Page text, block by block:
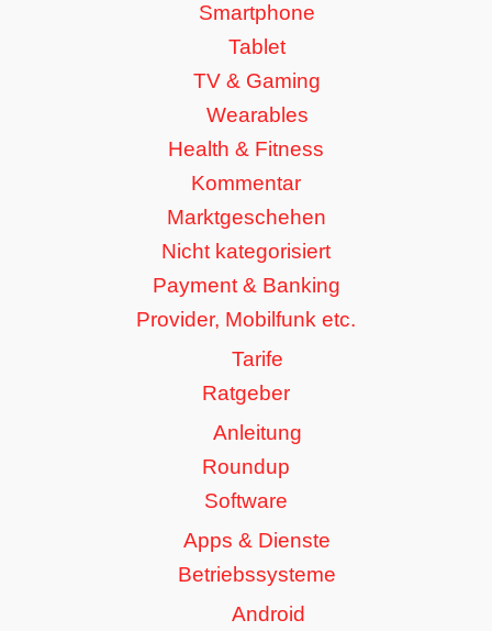
Smartphone
Tablet
TV & Gaming
Wearables
Health & Fitness
Kommentar
Marktgeschehen
Nicht kategorisiert
Payment & Banking
Provider, Mobilfunk etc.
Tarife
Ratgeber
Anleitung
Roundup
Software
Apps & Dienste
Betriebssysteme
Android